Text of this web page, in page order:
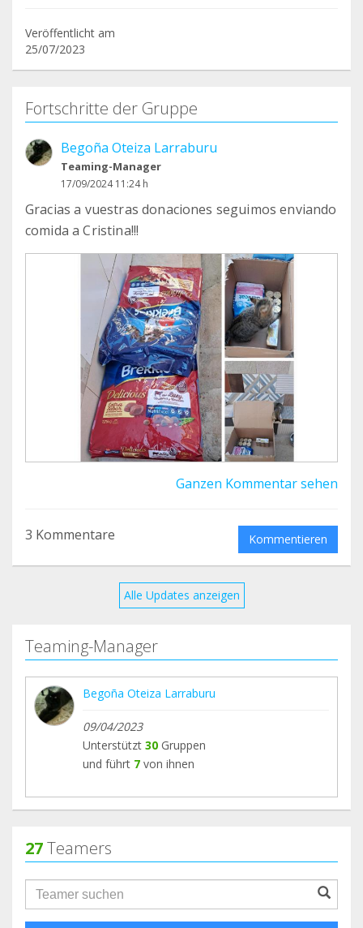
Veröffentlicht am
25/07/2023
Fortschritte der Gruppe
Begoña Oteiza Larraburu
Teaming-Manager
17/09/2024 11:24 h
Gracias a vuestras donaciones seguimos enviando
comida a Cristina!!!
Ganzen Kommentar sehen
3 Kommentare Kommentieren
Alle Updates anzeigen
Teaming-Manager
Begoña Oteiza Larraburu
09/04/2023
Unterstützt 30 Gruppen
und führt 7 von ihnen
27Teamers
groupProfile.searchForm.search.text???